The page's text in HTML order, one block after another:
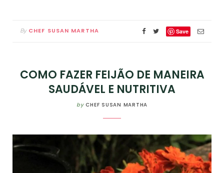
By CHEF SUSAN MARTHA Save
COMO FAZER FEIJÃO DE MANEIRA
SAUDÁVEL E NUTRITIVA
by CHEF SUSAN MARTHA